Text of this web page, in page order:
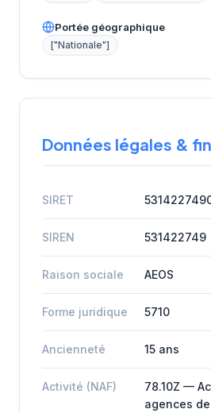
Portée géographique
["Nationale"]
Données légales &
SIRET
SIREN 531422749
Raison sociale AEOS
Forme juridique 5710
Ancienneté 15 ans
Activité (NAF)
78.10Z —
agences